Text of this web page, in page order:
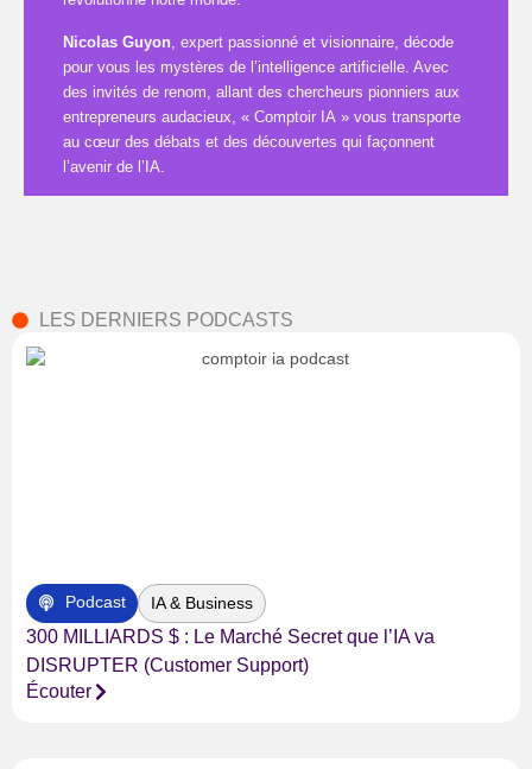
Nicolas Guyon, expert passionné et visionnaire, décode
pour vous les mystères de l’intelligence artificielle. Avec
des invités de renom, allant des chercheurs pionniers aux
entrepreneurs audacieux, « Comptoir IA » vous transporte
au cœur des débats et des découvertes qui façonnent
l’avenir de l’IA.
LES DERNIERS PODCASTS
Podcast IA & Business
300 MILLIARDS $ : Le Marché Secret que l’IA va
DISRUPTER (Customer Support)
Écouter